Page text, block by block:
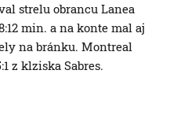
strelu obrancu Lanea
min. a na konte mal aj
na bránku. Montreal
z klziska Sabres.